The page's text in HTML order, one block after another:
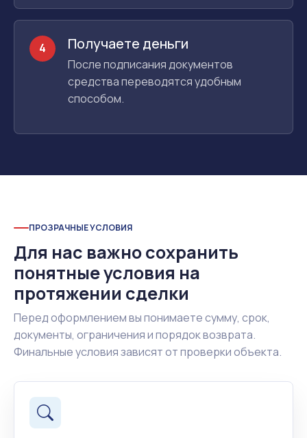
4 Получаете деньги
После подписания документов
средства переводятся удобным
способом.
ПРОЗРАЧНЫЕ УСЛОВИЯ
Для нас важно сохранить
понятные условия на
протяжении сделки
Перед оформлением вы понимаете сумму, срок,
документы, ограничения и порядок возврата.
Финальные условия зависят от проверки объекта.